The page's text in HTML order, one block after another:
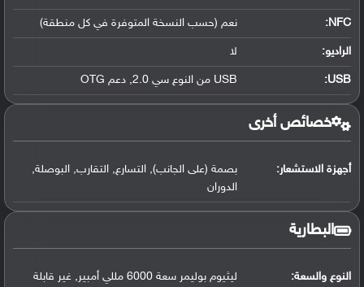
NFC
: نعم (حسب النسخة المتوفرة في كل منطقة)
الراديو: لا
USB
: USB من النوع سي 2.0, دعم OTG
خصائص أخرى
أجهزة الاستشعار:
بصمة (على الجانب), التسارع, التقارب, البوصلة,
الدوران
البطارية
النوع والسعة:
ليثيوم بوليمر سعة 6000 مللي أمبير, غير قابلة